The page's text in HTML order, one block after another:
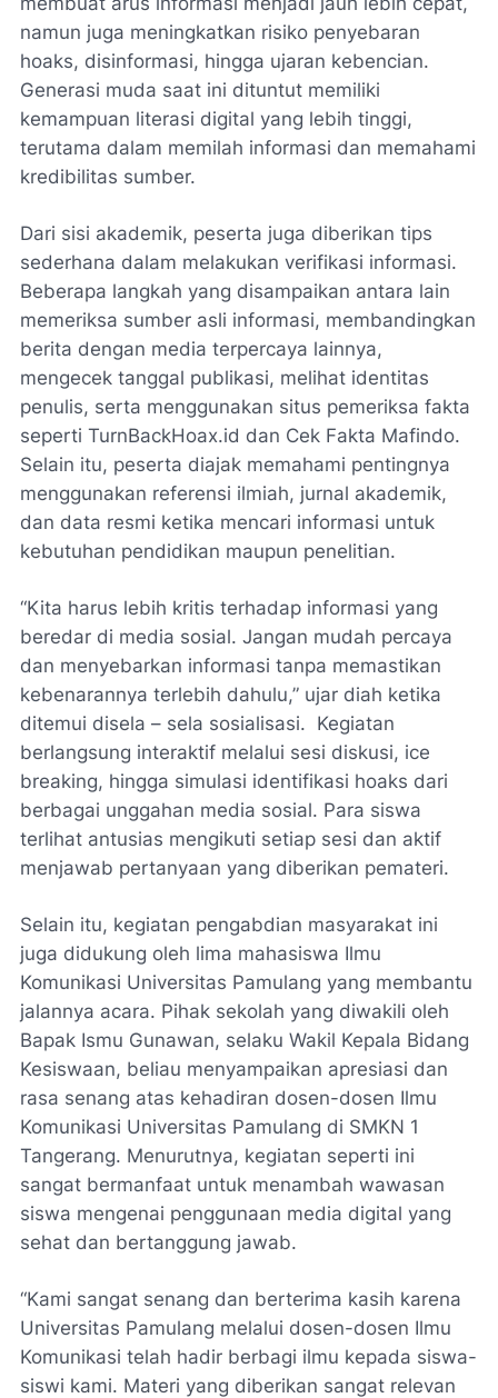
namun juga meningkatkan risiko penyebaran
hoaks, disinformasi, hingga ujaran kebencian.
Generasi muda saat ini dituntut memiliki
kemampuan literasi digital yang lebih tinggi,
terutama dalam memilah informasi dan memahami
kredibilitas sumber.
Dari sisi akademik, peserta juga diberikan tips
sederhana dalam melakukan verifikasi informasi.
Beberapa langkah yang disampaikan antara lain
memeriksa sumber asli informasi, membandingkan
berita dengan media terpercaya lainnya,
mengecek tanggal publikasi, melihat identitas
penulis, serta menggunakan situs pemeriksa fakta
seperti TurnBackHoax.id dan Cek Fakta Mafindo.
Selain itu, peserta diajak memahami pentingnya
menggunakan referensi ilmiah, jurnal akademik,
dan data resmi ketika mencari informasi untuk
kebutuhan pendidikan maupun penelitian.
“Kita harus lebih kritis terhadap informasi yang
beredar di media sosial. Jangan mudah percaya
dan menyebarkan informasi tanpa memastikan
kebenarannya terlebih dahulu,” ujar diah ketika
ditemui disela – sela sosialisasi. Kegiatan
berlangsung interaktif melalui sesi diskusi, ice
breaking, hingga simulasi identifikasi hoaks dari
berbagai unggahan media sosial. Para siswa
terlihat antusias mengikuti setiap sesi dan aktif
menjawab pertanyaan yang diberikan pemateri.
Selain itu, kegiatan pengabdian masyarakat ini
juga didukung oleh lima mahasiswa Ilmu
Komunikasi Universitas Pamulang yang membantu
jalannya acara. Pihak sekolah yang diwakili oleh
Bapak Ismu Gunawan, selaku Wakil Kepala Bidang
Kesiswaan, beliau menyampaikan apresiasi dan
rasa senang atas kehadiran dosen-dosen Ilmu
Komunikasi Universitas Pamulang di SMKN 1
Tangerang. Menurutnya, kegiatan seperti ini
sangat bermanfaat untuk menambah wawasan
siswa mengenai penggunaan media digital yang
sehat dan bertanggung jawab.
“Kami sangat senang dan berterima kasih karena
Universitas Pamulang melalui dosen-dosen Ilmu
Komunikasi telah hadir berbagi ilmu kepada siswa-
siswi kami. Materi yang diberikan sangat relevan